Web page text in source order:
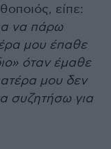
είπε:
να πάρω
μου έπαθε
όταν έμαθε
μου δεν
συζητήσω για